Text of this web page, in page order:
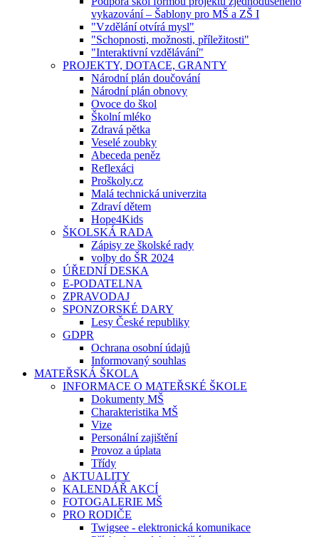
vykazování – Šablony pro MŠ a ZŠ I
"Vzdělání otvírá mysl"
"Schopnosti, možnosti, příležitosti"
"Interaktivní vzdělávání"
PROJEKTY, DOTACE, GRANTY
Národní plán doučování
Národní plán obnovy
Ovoce do škol
Školní mléko
Zdravá pětka
Veselé zoubky
Abeceda peněz
Reflexáci
Proškoly.cz
Malá technická univerzita
Zdraví dětem
Hope4Kids
ŠKOLSKÁ RADA
Zápisy ze školské rady
volby do ŠR 2024
ÚŘEDNÍ DESKA
E-PODATELNA
ZPRAVODAJ
SPONZORSKÉ DARY
Lesy České republiky
GDPR
Ochrana osobní údajů
Informovaný souhlas
MATEŘSKÁ ŠKOLA
INFORMACE O MATEŘSKÉ ŠKOLE
Dokumenty MŠ
Charakteristika MŠ
Vize
Personální zajištění
Provoz a úplata
Třídy
AKTUALITY
KALENDÁŘ AKCÍ
FOTOGALERIE MŠ
PRO RODIČE
Twigsee - elektronická komunikace